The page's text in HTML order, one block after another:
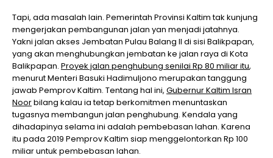
Tapi, ada masalah lain. Pemerintah Provinsi Kaltim tak kunjung
mengerjakan pembangunan jalan yan menjadi jatahnya.
Yakni jalan akses Jembatan Pulau Balang II di sisi Balikpapan,
yang akan menghubungkan jembatan ke jalan raya di Kota
Balikpapan. Proyek jalan penghubung senilai Rp 80 miliar itu,
menurut Menteri Basuki Hadimuljono merupakan tanggung
jawab Pemprov Kaltim. Tentang hal ini, Gubernur Kaltim Isran
Noorbilang kalau ia tetap berkomitmen menuntaskan
tugasnya membangun jalan penghubung. Kendala yang
dihadapinya selama ini adalah pembebasan lahan. Karena
itu pada 2019 Pemprov Kaltim siap menggelontorkan Rp 100
miliar untuk pembebasan lahan.